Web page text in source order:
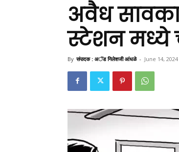
अवैध
स्टेशन मध्ये
By संपादक : अॅड निलेशजी आंधळे - June 14, 2024